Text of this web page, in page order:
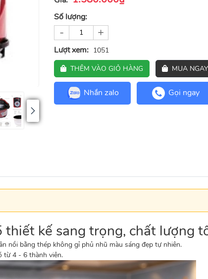
Số lượng:
- +
Lượt xem: 1051
THÊM VÀO GIỎ HÀNG
MUA NGAY
Nhắn zalo Gọi ngay
thiết kế sang trọng, chất lượng
nồi bằng thép không gỉ phủ nhũ màu sáng đẹp tự nhiên.
từ 4 - 6 thành viên.